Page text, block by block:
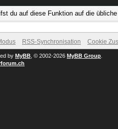
du auf diese Funktion auf die
RSS-Synchronisation Cookie
by MyBB , © 2002-2026 MyBB Group